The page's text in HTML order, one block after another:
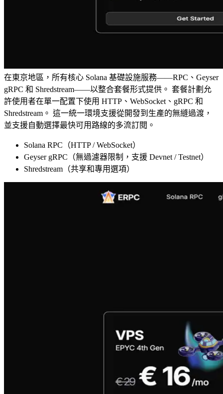
在東京地區，所有核心 Solana 基礎設施服務——RPC、Geyser
gRPC 和 Shredstream——以整合套餐形式提供。 套餐計劃允
許使用者在單一配置下使用 HTTP、WebSocket、gRPC 和
Shredstream。 這一統一環境支援從開發到生產的無縫過渡，
並支援自動選擇最快可用路線的多流訂閱。
Solana RPC（HTTP / WebSocket）
Geyser gRPC（無過濾器限制，支援 Devnet / Testnet）
Shredstream（共享和專用選項）